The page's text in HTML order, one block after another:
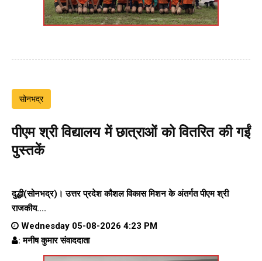
सोनभद्र
पीएम श्री विद्यालय में छात्राओं को वितरित की गईं
पुस्तकें
दुद्धी(सोनभद्र)। उत्तर प्रदेश कौशल विकास मिशन के अंतर्गत पीएम श्री
राजकीय....
Wednesday 05-08-2026 4:23 PM
: मनीष कुमार संवाददाता